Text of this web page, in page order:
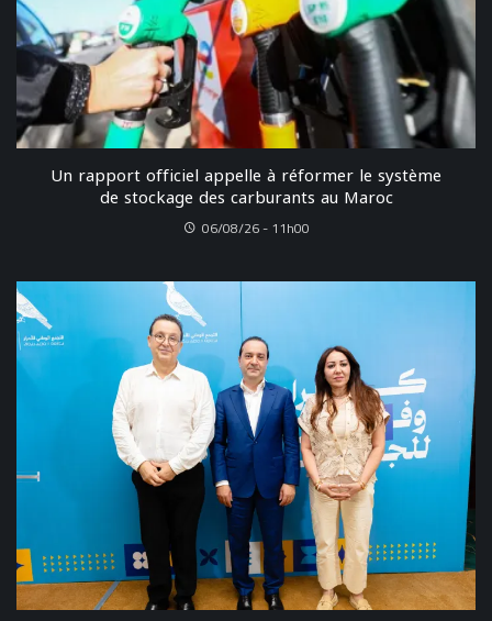
Un rapport officiel appelle à réformer le système
de stockage des carburants au Maroc
06/08/26 - 11h00